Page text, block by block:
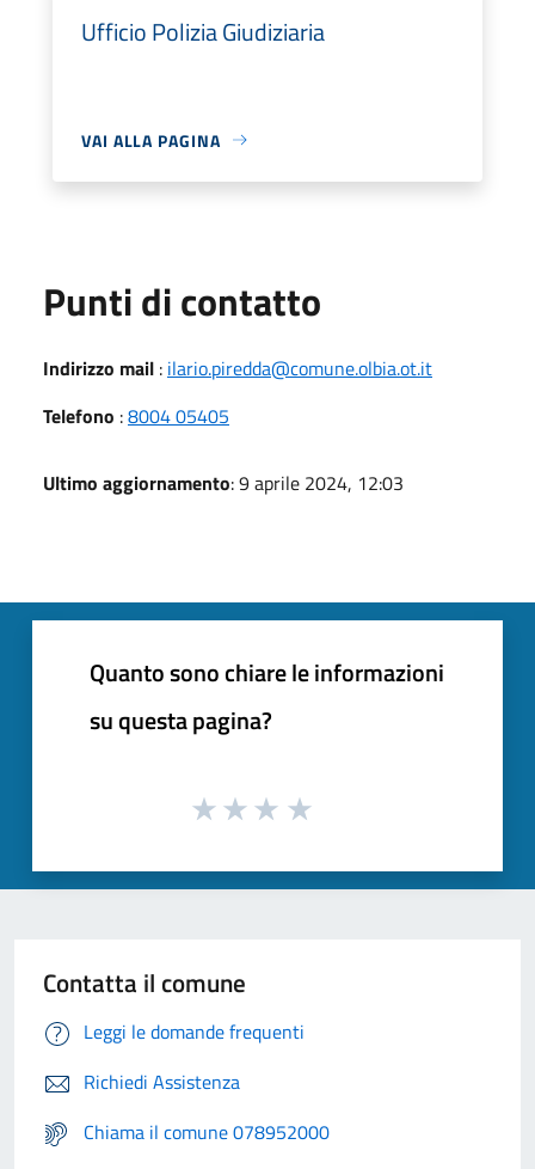
Ufficio Polizia Giudiziaria
VAI ALLA PAGINA
Punti di contatto
Indirizzo mail : ilario.piredda@comune.olbia.ot.it
Telefono :8004 05405
Ultimo aggiornamento: 9 aprile 2024, 12:03
Quanto sono chiare le informazioni
su questa pagina?
Contatta il comune
Leggi le domande frequenti
Richiedi Assistenza
Chiama il comune 078952000